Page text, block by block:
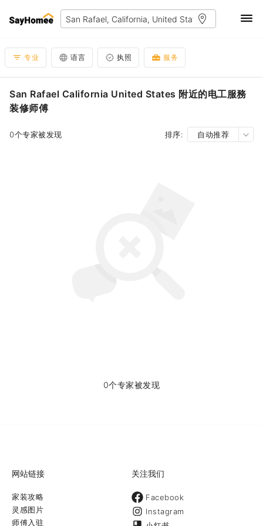
专业 语言 执照 服务
San Rafael California United States 附近的电工服務
装修师傅
0个专家被发现 排序: 自动推荐
0个专家被发现
网站链接
家装攻略
灵感图片
师傅入驻
关注我们
Facebook
Instagram